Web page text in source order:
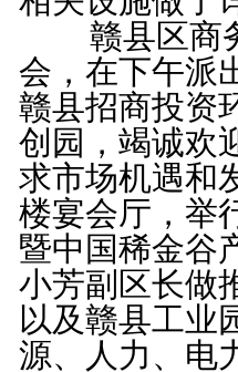
赣县区商务
会，在下午派
赣县招商投资
创园，竭诚欢
求市场机遇和
楼宴会厅，举
暨中国稀金谷
小芳副区长做
以及赣县工业
源、人力、电